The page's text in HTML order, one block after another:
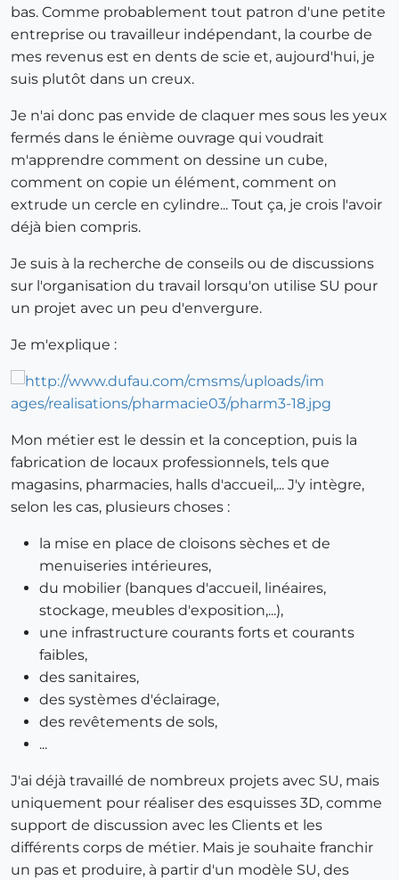
bas. Comme probablement tout patron d'une petite
entreprise ou travailleur indépendant, la courbe de
mes revenus est en dents de scie et, aujourd'hui, je
suis plutôt dans un creux.
Je n'ai donc pas envide de claquer mes sous les yeux
fermés dans le énième ouvrage qui voudrait
m'apprendre comment on dessine un cube,
comment on copie un élément, comment on
extrude un cercle en cylindre... Tout ça, je crois l'avoir
déjà bien compris.
Je suis à la recherche de conseils ou de discussions
sur l'organisation du travail lorsqu'on utilise SU pour
un projet avec un peu d'envergure.
Je m'explique :
Mon métier est le dessin et la conception, puis la
fabrication de locaux professionnels, tels que
magasins, pharmacies, halls d'accueil,... J'y intègre,
selon les cas, plusieurs choses :
la mise en place de cloisons sèches et de
menuiseries intérieures,
du mobilier (banques d'accueil, linéaires,
stockage, meubles d'exposition,...),
une infrastructure courants forts et courants
faibles,
des sanitaires,
des systèmes d'éclairage,
des revêtements de sols,
...
J'ai déjà travaillé de nombreux projets avec SU, mais
uniquement pour réaliser des esquisses 3D, comme
support de discussion avec les Clients et les
différents corps de métier. Mais je souhaite franchir
un pas et produire, à partir d'un modèle SU, des